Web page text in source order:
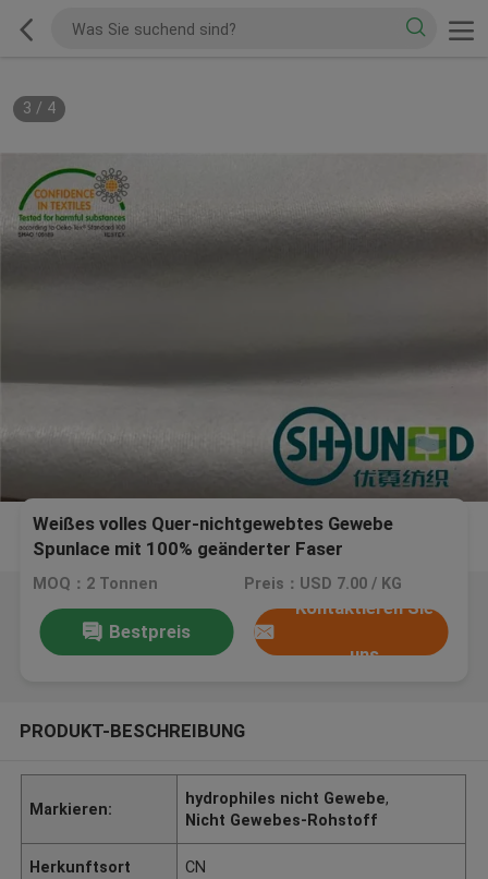
3 / 4
Weißes volles Quer-nichtgewebtes Gewebe
Spunlace mit 100% geänderter Faser
MOQ：2 Tonnen Preis：USD 7.00 / KG
Bestpreis
Kontaktieren Sie
uns
PRODUKT-BESCHREIBUNG
Markieren:
hydrophiles nicht Gewebe,
Nicht Gewebes-Rohstoff
Herkunftsort CN